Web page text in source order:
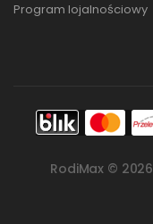
Program lojalnościowy
RodiMax © 2026